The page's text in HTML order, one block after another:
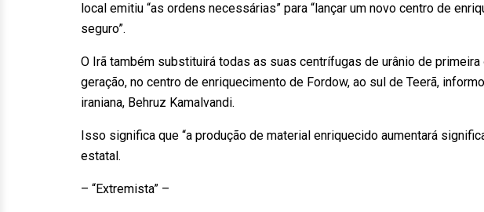
local emitiu “as ordens necessárias” para “lançar um novo centro de
seguro”.
O Irã também substituirá todas as suas centrífugas de urânio de
geração, no centro de enriquecimento de Fordow, ao sul de Teerã,
iraniana, Behruz Kamalvandi.
Isso significa que “a produção de material enriquecido aumentará
estatal.
– “Extremista” –